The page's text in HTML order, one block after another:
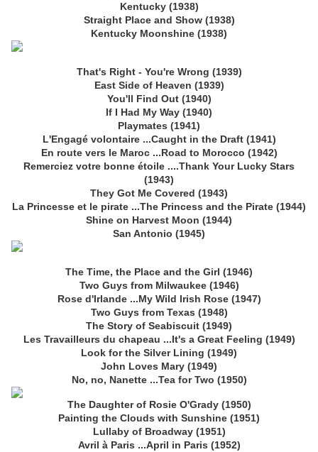
Kentucky (1938)
Straight Place and Show (1938)
Kentucky Moonshine (1938)
That's Right - You're Wrong (1939)
East Side of Heaven (1939)
You'll Find Out (1940)
If I Had My Way (1940)
Playmates (1941)
L'Engagé volontaire ...Caught in the Draft (1941)
En route vers le Maroc ...Road to Morocco (1942)
Remerciez votre bonne étoile ....Thank Your Lucky Stars
(1943)
They Got Me Covered (1943)
La Princesse et le pirate ...The Princess and the Pirate (1944)
Shine on Harvest Moon (1944)
San Antonio (1945)
The Time, the Place and the Girl (1946)
Two Guys from Milwaukee (1946)
Rose d'Irlande ...My Wild Irish Rose (1947)
Two Guys from Texas (1948)
The Story of Seabiscuit (1949)
Les Travailleurs du chapeau ...It's a Great Feeling (1949)
Look for the Silver Lining (1949)
John Loves Mary (1949)
No, no, Nanette ...Tea for Two (1950)
The Daughter of Rosie O'Grady (1950)
Painting the Clouds with Sunshine (1951)
Lullaby of Broadway (1951)
Avril à Paris ...April in Paris (1952)